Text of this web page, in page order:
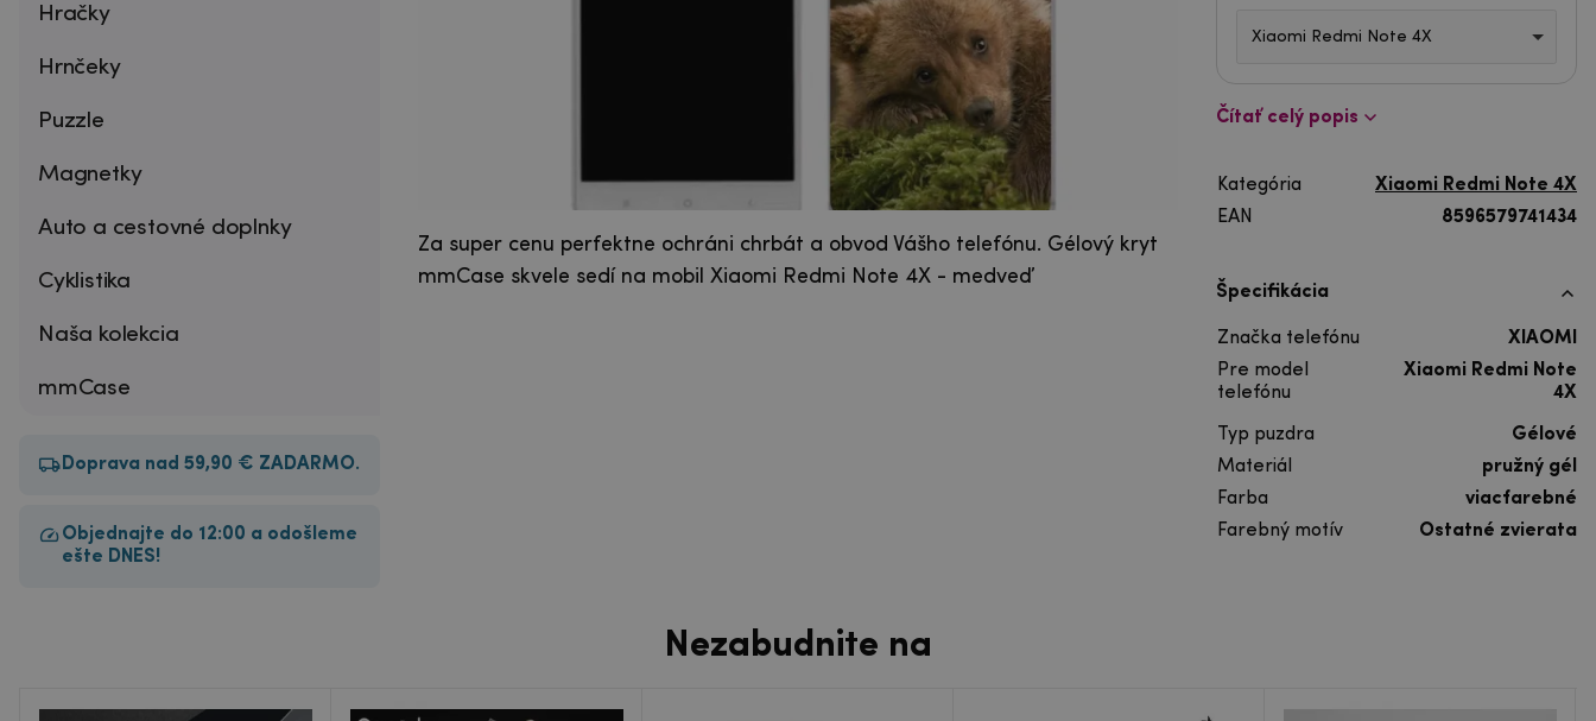
Hračky
Hrnčeky
Puzzle
Magnetky
Auto a cestovné doplnky
Cyklistika
Naša kolekcia
mmCase
Doprava nad 59,90 € ZADARMO.
Objednajte do 12:00 a odošleme
ešte DNES!
Za super cenu perfektne ochráni chrbát a obvod Vášho telefónu. Gélový kryt
mmCase skvele sedí na mobil Xiaomi Redmi Note 4X - medveď
Xiaomi Redmi Note 4X
Čítať celý popis
Kategória
Xiaomi Redmi Note 4X
EAN
8596579741434
Špecifikácia
Značka telefónu
XIAOMI
Pre model
telefónu
Xiaomi Redmi Note
4X
Typ puzdra
Gélové
Materiál
pružný gél
Farba
viacfarebné
Farebný motív
Ostatné zvierata
Nezabudnite na